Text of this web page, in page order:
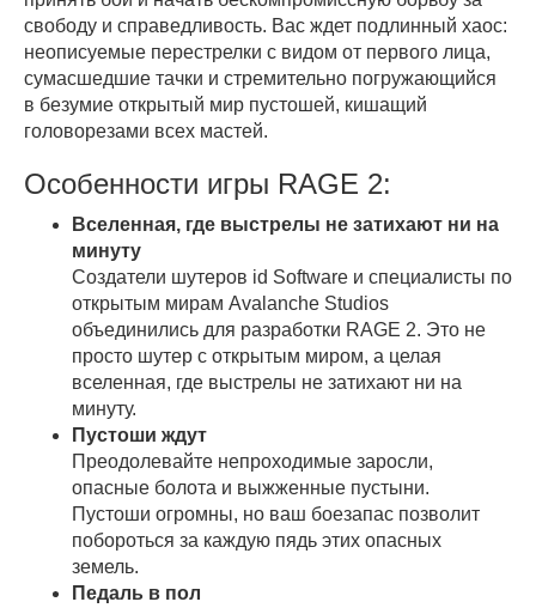
свободу и справедливость. Вас ждет подлинный хаос:
неописуемые перестрелки с видом от первого лица,
сумасшедшие тачки и стремительно погружающийся
в безумие открытый мир пустошей, кишащий
головорезами всех мастей.
Особенности игры RAGE 2:
Вселенная, где выстрелы не затихают ни на
минуту
Создатели шутеров id Software и специалисты по
открытым мирам Avalanche Studios
объединились для разработки RAGE 2. Это не
просто шутер с открытым миром, а целая
вселенная, где выстрелы не затихают ни на
минуту.
Пустоши ждут
Преодолевайте непроходимые заросли,
опасные болота и выжженные пустыни.
Пустоши огромны, но ваш боезапас позволит
побороться за каждую пядь этих опасных
земель.
Педаль в пол